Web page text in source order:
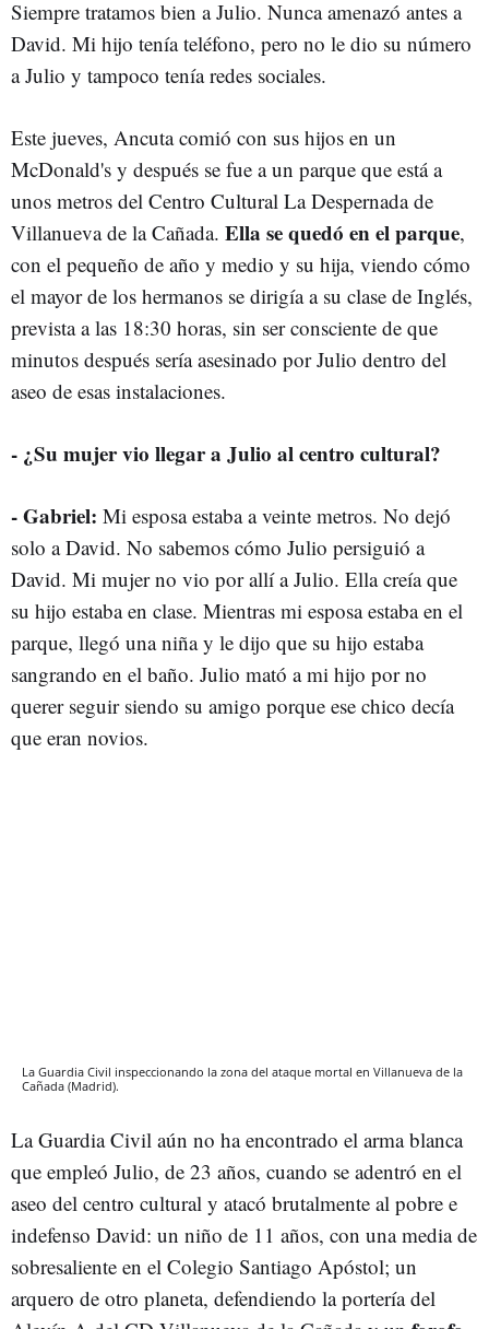
Siempre tratamos bien a Julio. Nunca amenazó antes a
David. Mi hijo tenía teléfono, pero no le dio su número
a Julio y tampoco tenía redes sociales.
Este jueves, Ancuta comió con sus hijos en un
McDonald's y después se fue a un parque que está a
unos metros del Centro Cultural La Despernada de
Villanueva de la Cañada. Ella se quedó en el parque,
con el pequeño de año y medio y su hija, viendo cómo
el mayor de los hermanos se dirigía a su clase de Inglés,
prevista a las 18:30 horas, sin ser consciente de que
minutos después sería asesinado por Julio dentro del
aseo de esas instalaciones.
- ¿Su mujer vio llegar a Julio al centro cultural?
- Gabriel: Mi esposa estaba a veinte metros. No dejó
solo a David. No sabemos cómo Julio persiguió a
David. Mi mujer no vio por allí a Julio. Ella creía que
su hijo estaba en clase. Mientras mi esposa estaba en el
parque, llegó una niña y le dijo que su hijo estaba
sangrando en el baño. Julio mató a mi hijo por no
querer seguir siendo su amigo porque ese chico decía
que eran novios.
La Guardia Civil inspeccionando la zona del ataque mortal en Villanueva de la
Cañada (Madrid).
La Guardia Civil aún no ha encontrado el arma blanca
que empleó Julio, de 23 años, cuando se adentró en el
aseo del centro cultural y atacó brutalmente al pobre e
indefenso David: un niño de 11 años, con una media de
sobresaliente en el Colegio Santiago Apóstol; un
arquero de otro planeta, defendiendo la portería del